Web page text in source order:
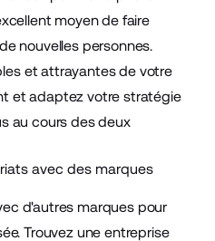
moyen de faire
nouvelles personnes.
et attrayantes de votre
et adaptez votre stratégie
au cours des deux
avec des marques
d'autres marques pour
Trouvez une entreprise